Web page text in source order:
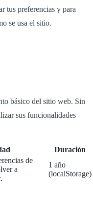
tus preferencias y para
se usa el sitio.
básico del sitio web. Sin
sus funcionalidades
Duración
de
a
1 año
(localStorage)